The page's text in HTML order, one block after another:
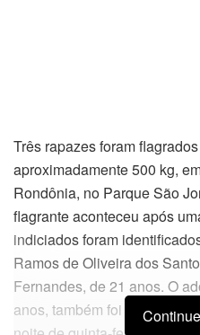
Três rapazes foram
aproximadamente 500 kg,
Rondônia, no Parque São
flagrante aconteceu após
indiciados foram
Ramos de Oliveira dos
Fernandes, de 21 anos. O
anos, também foi flagrado